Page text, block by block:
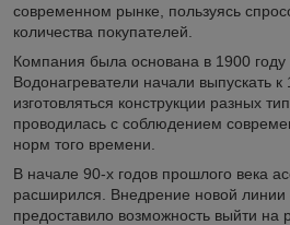
современном рынке, пользуясь
количества покупателей.
Компания была основана в 1900 году
Водонагреватели начали выпускать к
изготовляться конструкции разных
проводилась с соблюдением
норм того времени.
В начале 90-х годов прошлого века
расширился. Внедрение новой линии
предоставило возможность выйти